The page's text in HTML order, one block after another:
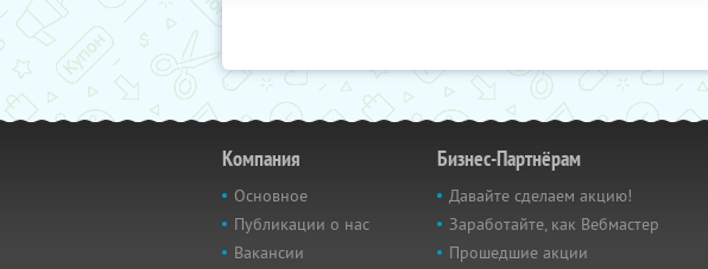
Компания
Основное
Публикации о нас
Вакансии
Бизнес-Партнёрам
Давайте сделаем акцию!
Заработайте, как Вебмастер
Прошедшие акции